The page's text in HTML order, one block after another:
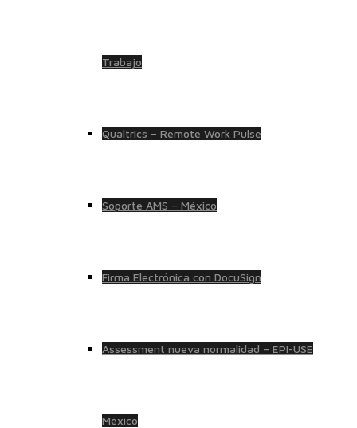
Trabajo
Qualtrics – Remote Work Pulse
Soporte AMS – México
Firma Electrónica con DocuSign
Assessment nueva normalidad – EPI-USE
México